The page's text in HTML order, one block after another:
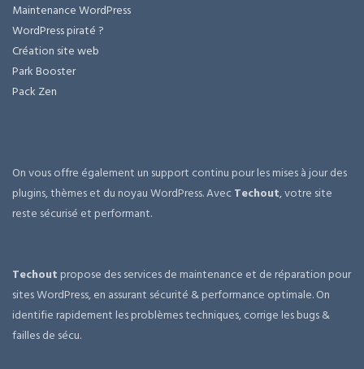
Maintenance WordPress
WordPress piraté ?
Création site web
Park Booster
Pack Zen
On vous offre également un support continu pour les mises à jour des
plugins, thèmes et du noyau WordPress. AvecTechout, votre site
reste sécurisé et performant.
Techout propose des services de maintenance et de réparation pour
sites WordPress, en assurant sécurité & performance optimale. On
identifie rapidement les problèmes techniques, corrige les bugs &
failles de sécu.